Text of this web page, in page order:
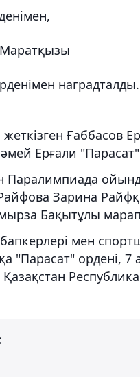
наградталды.
Ғаббасов
Ерғали "Парасат"
Паралимпиада
Зарина
Бақытұлы
бапкерлері мен
"Парасат" ордені, 7